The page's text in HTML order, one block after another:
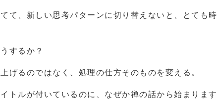
て、新しい思考パターンに切り替えないと、とても時
するか？
げるのではなく、処理の仕方そのものを変える。
トルが付いているのに、なぜか禅の話から始まります